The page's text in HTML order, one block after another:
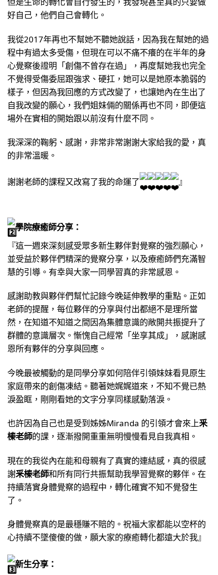
好自己，他們自己會轉化。
我從2017年再也不幫她不聽她說話，因為我在幫她的過
程中有過太多受傷，但現在可以不痛不癢的在半年的身
心覺察後證明「創傷不曾存在過」，再度幫她我也完全
不覺得受傷委屈跟強求、硬扛，她可以是她原本脆弱的
樣子，但因為我回應的方式改變了，也讓她內在生出了
自我改變的願心，我們姐妹倆的關係再也不同，即便這
場外在實相的開始跟以前沒有什麼不同。
我深深的鞠躬、感謝，非常非常謝謝大家給我的愛，真
的非常溫暖。
謝謝老師的課程又改寫了我的命運了 』
學院療癒師分享：
『這一週來深刻感受眾多新生夥伴對覺察的強烈願心，
並受益於夥伴們精深的覺察分享，以及療癒師們充滿智
慧的引導。有幸與大家一同學習真的非常感恩。
感謝助教與夥伴們幫忙記錄今晚延伸教學的重點。正如
老師的提醒，每位夥伴的分享與付出都絕不是理所當
然，在知道不知道之間因為集體意識的敞開共振提升了
群體的意識層次。慚愧自己經常「坐享其成」，感謝感
恩所有夥伴的分享與回應。
今晚最被觸動的是同學分享如何陪伴引領妹妹看見原生
家庭帶來的創傷凍結。聽著她娓娓道來，不知不覺已熱
淚盈眶，剛剛看她的文字分享同樣感動落淚。
也許因為自己也是受到姊姊Miranda 的引領才會來上釆
榛老師的課，逐漸撥開重重無明慢慢看見自我真相。
現在的我從內在能和母親有了真實的連結感，真的很感
謝釆榛老師和所有同行共振幫助我學習覺察的夥伴。在
持續落實身體覺察的過程中，轉化確實不知不覺發生
了。
身體覺察真的是最穩賺不賠的。祝福大家都能以空杯的
心持續不墜傻傻的做，願大家的療癒轉化都遠大於我』
新生分享：